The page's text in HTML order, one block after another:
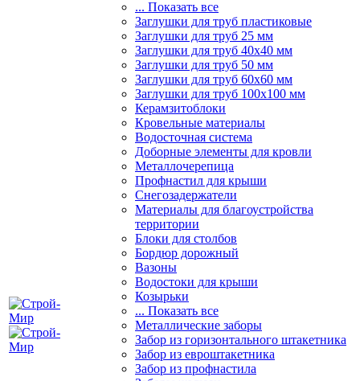
... Показать все
Заглушки для труб пластиковые
Заглушки для труб 25 мм
Заглушки для труб 40х40 мм
Заглушки для труб 50 мм
Заглушки для труб 60х60 мм
Заглушки для труб 100х100 мм
Керамзитоблоки
Кровельные материалы
Водосточная система
Доборные элементы для кровли
Металлочерепица
Профнастил для крыши
Снегозадержатели
Материалы для благоустройства
территории
Блоки для столбов
Бордюр дорожный
Вазоны
Водостоки для крыши
Козырьки
... Показать все
Металлические заборы
Забор из горизонтального штакетника
Забор из евроштакетника
Забор из профнастила